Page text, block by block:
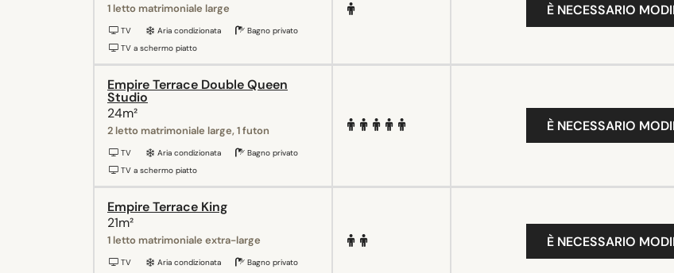
1 letto matrimoniale large
TV Aria condizionata
Bagno privato
TV a schermo piatto
È NECESSARIO
Empire Terrace Double Queen
Studio
24m²
2 letto matrimoniale large, 1 futon
TV Aria condizionata
Bagno privato
TV a schermo piatto
È NECESSARIO
Empire Terrace King
21m²
1 letto matrimoniale extra-large
TV Aria condizionata
Bagno privato
È NECESSARIO